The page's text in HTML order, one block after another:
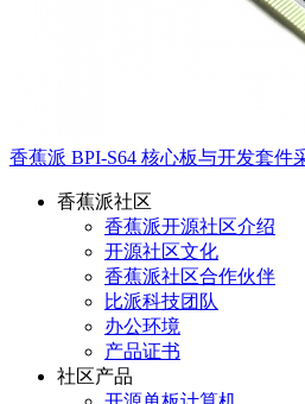
香蕉派 BPI-S64 核心板与开发套件
香蕉派社区
香蕉派开源社区介绍
开源社区文化
香蕉派社区合作伙伴
比派科技团队
办公环境
产品证书
社区产品